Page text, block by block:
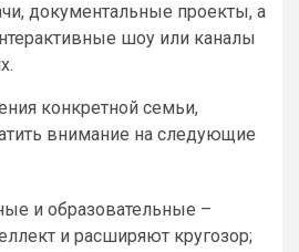
документальные проекты, а
шоу или каналы
конкретной семьи,
внимание на следующие
и образовательные –
и расширяют кругозор;